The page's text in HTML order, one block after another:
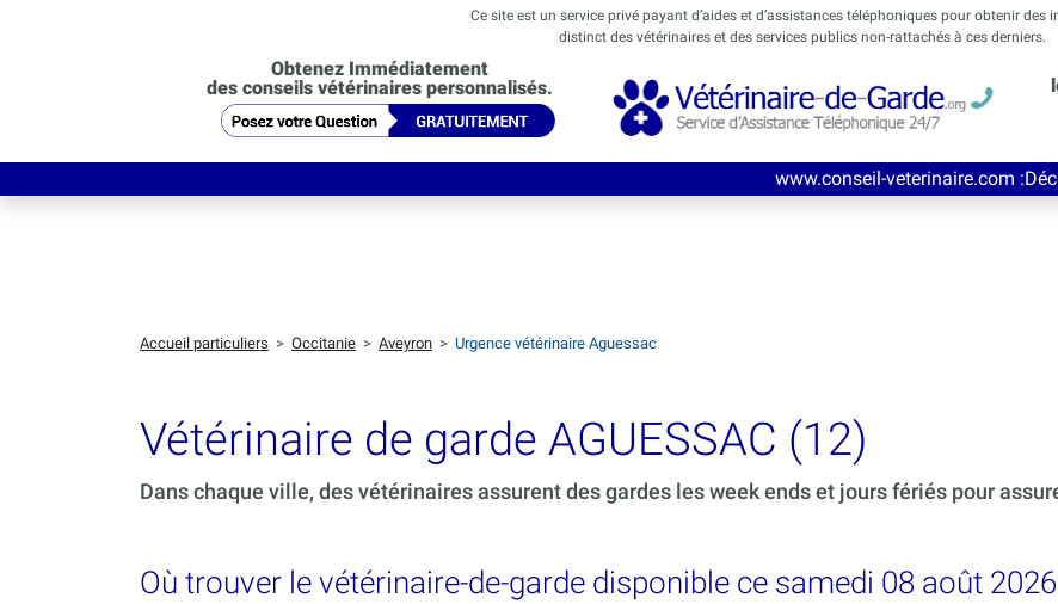
Ce site est un service privé payant d’aides et d’assistances téléphoniques pour obtenir des
distinct des vétérinaires et des services publics non-rattachés à ces derniers.
Obtenez Immédiatement
des conseils vétérinaires personnalisés.
www.conseil-veterinaire.com:Découvrez ce
Accueil particuliers > Occitanie > Aveyron > Urgence vétérinaire Aguessac
Vétérinaire de garde AGUESSAC (12)
Dans chaque ville, des vétérinaires assurent des gardes les week ends et jours fériés pour
Où trouver le vétérinaire-de-garde disponible ce samedi 08 août